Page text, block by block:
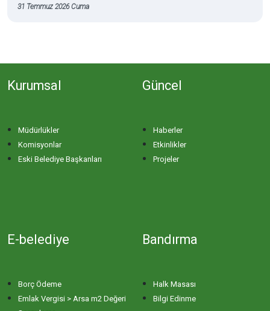
31 Temmuz 2026 Cuma
Kurumsal
Müdürlükler
Komisyonlar
Eski Belediye Başkanları
Güncel
Haberler
Etkinlikler
Projeler
E-belediye
Borç Ödeme
Emlak Vergisi > Arsa m2 Değeri
Bandırma
Halk Masası
Bilgi Edinme